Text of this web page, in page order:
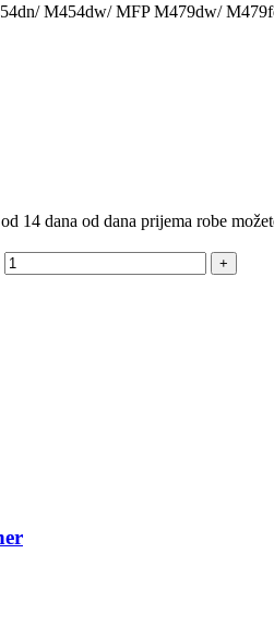
M454dw/ MFP M479dw/
14 dana od dana prijema robe